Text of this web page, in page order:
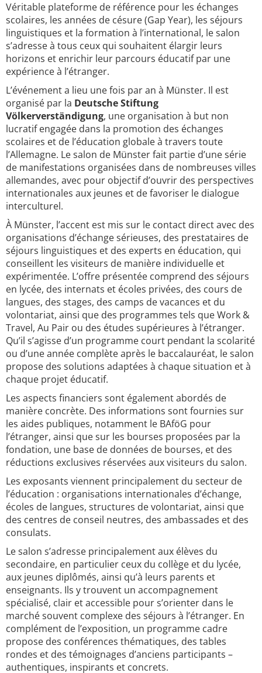
Véritable plateforme de référence pour les échanges
scolaires, les années de césure (Gap Year), les séjours
linguistiques et la formation à l’international, le salon
s’adresse à tous ceux qui souhaitent élargir leurs
horizons et enrichir leur parcours éducatif par une
expérience à l’étranger.
L’événement a lieu une fois par an à Münster. Il est
organisé par la Deutsche Stiftung
Völkerverständigung, une organisation à but non
lucratif engagée dans la promotion des échanges
scolaires et de l’éducation globale à travers toute
l’Allemagne. Le salon de Münster fait partie d’une série
de manifestations organisées dans de nombreuses villes
allemandes, avec pour objectif d’ouvrir des perspectives
internationales aux jeunes et de favoriser le dialogue
interculturel.
À Münster, l’accent est mis sur le contact direct avec des
organisations d’échange sérieuses, des prestataires de
séjours linguistiques et des experts en éducation, qui
conseillent les visiteurs de manière individuelle et
expérimentée. L’offre présentée comprend des séjours
en lycée, des internats et écoles privées, des cours de
langues, des stages, des camps de vacances et du
volontariat, ainsi que des programmes tels que Work &
Travel, Au Pair ou des études supérieures à l’étranger.
Qu’il s’agisse d’un programme court pendant la scolarité
ou d’une année complète après le baccalauréat, le salon
propose des solutions adaptées à chaque situation et à
chaque projet éducatif.
Les aspects financiers sont également abordés de
manière concrète. Des informations sont fournies sur
les aides publiques, notamment le BAföG pour
l’étranger, ainsi que sur les bourses proposées par la
fondation, une base de données de bourses, et des
réductions exclusives réservées aux visiteurs du salon.
Les exposants viennent principalement du secteur de
l’éducation : organisations internationales d’échange,
écoles de langues, structures de volontariat, ainsi que
des centres de conseil neutres, des ambassades et des
consulats.
Le salon s’adresse principalement aux élèves du
secondaire, en particulier ceux du collège et du lycée,
aux jeunes diplômés, ainsi qu’à leurs parents et
enseignants. Ils y trouvent un accompagnement
spécialisé, clair et accessible pour s’orienter dans le
marché souvent complexe des séjours à l’étranger. En
complément de l’exposition, un programme cadre
propose des conférences thématiques, des tables
rondes et des témoignages d’anciens participants –
authentiques, inspirants et concrets.